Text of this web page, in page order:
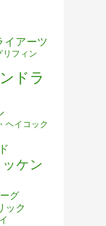
イアーツ
リフィン
ドラ
ヘイコック
ケン
グ
ック